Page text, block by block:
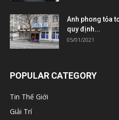
Anh phong tỏa
quy định...
05/01/2021
POPULAR CATEGORY
Tin Thế Giới
Giải Trí